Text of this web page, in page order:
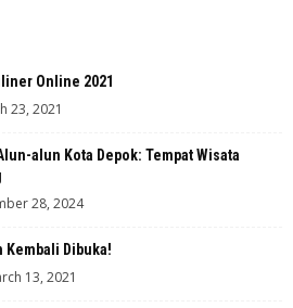
Online 2021
23, 2021
alun Kota Depok: Tempat Wisata
28, 2024
Kembali Dibuka!
13, 2021